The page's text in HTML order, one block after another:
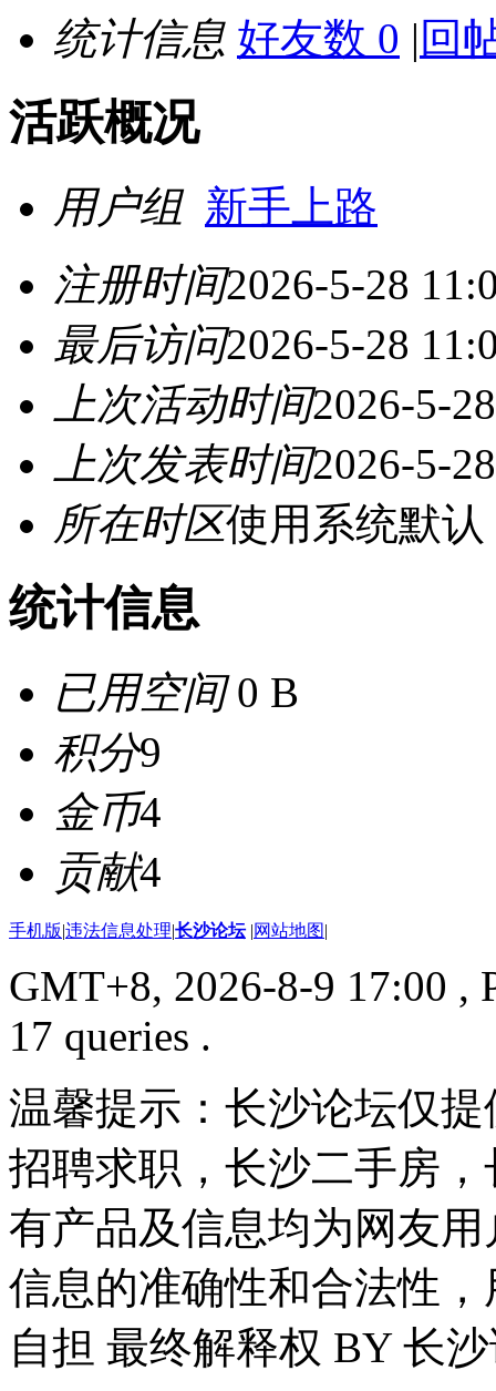
统计信息 好友数 0 | 回
活跃概况
用户组 新手上路
注册时间2026-5-28
最后访问2026-5-28
上次活动时间2026-5-
上次发表时间2026-5-
所在时区使用系统默认
统计信息
已用空间0 B
积分9
金币4
贡献4
手机版|违法信息处理|长沙论坛 |网站地图|
GMT+8, 2026-8-9 17:00 ,
17 queries .
温馨提示：长沙论坛仅
招聘求职，长沙二手房
有产品及信息均为网友
信息的准确性和合法性
自担 最终解释权 BY 长